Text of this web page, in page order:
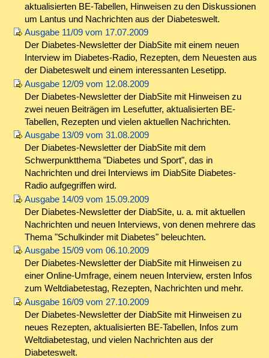
aktualisierten BE-Tabellen, Hinweisen zu den Diskussionen
um Lantus und Nachrichten aus der Diabeteswelt.
Ausgabe 11/09 vom 17.07.2009
Der Diabetes-Newsletter der DiabSite mit einem neuen
Interview im Diabetes-Radio, Rezepten, dem Neuesten aus
der Diabeteswelt und einem interessanten Lesetipp.
Ausgabe 12/09 vom 12.08.2009
Der Diabetes-Newsletter der DiabSite mit Hinweisen zu
zwei neuen Beiträgen im Lesefutter, aktualisierten BE-
Tabellen, Rezepten und vielen aktuellen Nachrichten.
Ausgabe 13/09 vom 31.08.2009
Der Diabetes-Newsletter der DiabSite mit dem
Schwerpunktthema "Diabetes und Sport", das in
Nachrichten und drei Interviews im DiabSite Diabetes-
Radio aufgegriffen wird.
Ausgabe 14/09 vom 15.09.2009
Der Diabetes-Newsletter der DiabSite, u. a. mit aktuellen
Nachrichten und neuen Interviews, von denen mehrere das
Thema "Schulkinder mit Diabetes" beleuchten.
Ausgabe 15/09 vom 06.10.2009
Der Diabetes-Newsletter der DiabSite mit Hinweisen zu
einer Online-Umfrage, einem neuen Interview, ersten Infos
zum Weltdiabetestag, Rezepten, Nachrichten und mehr.
Ausgabe 16/09 vom 27.10.2009
Der Diabetes-Newsletter der DiabSite mit Hinweisen zu
neues Rezepten, aktualisierten BE-Tabellen, Infos zum
Weltdiabetestag, und vielen Nachrichten aus der
Diabeteswelt.